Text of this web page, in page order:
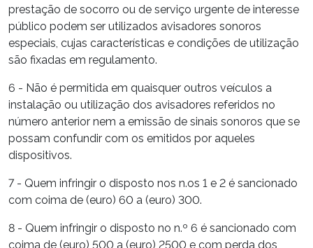
prestação de socorro ou de serviço urgente de interesse
público podem ser utilizados avisadores sonoros
especiais, cujas características e condições de utilização
são fixadas em regulamento.
6 - Não é permitida em quaisquer outros veículos a
instalação ou utilização dos avisadores referidos no
número anterior nem a emissão de sinais sonoros que se
possam confundir com os emitidos por aqueles
dispositivos.
7 - Quem infringir o disposto nos n.os 1 e 2 é sancionado
com coima de (euro) 60 a (euro) 300.
8 - Quem infringir o disposto no n.º 6 é sancionado com
coima de (euro) 500 a (euro) 2500 e com perda dos